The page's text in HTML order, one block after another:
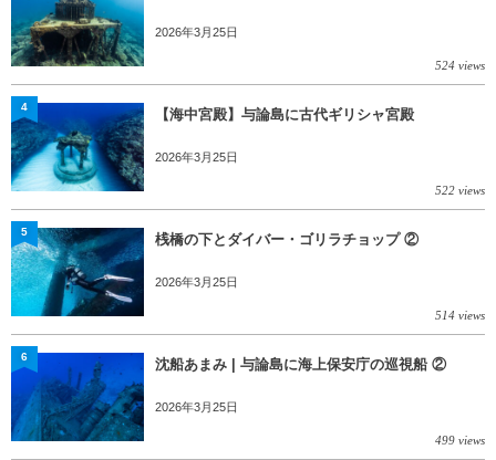
2026年3月25日
524 views
【海中宮殿】与論島に古代ギリシャ宮殿
2026年3月25日
522 views
4
桟橋の下とダイバー・ゴリラチョップ ②
2026年3月25日
514 views
5
沈船あまみ | 与論島に海上保安庁の巡視船 ②
2026年3月25日
499 views
6